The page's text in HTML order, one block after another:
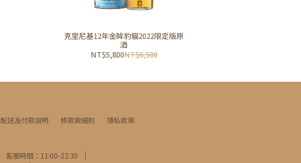
克里尼基12年金眸豹貓2022限定版原
酒
NT$5,800NT$6,500
配送及付款說明 條款與細則 隱私政策
客服時間：11:00-22:30